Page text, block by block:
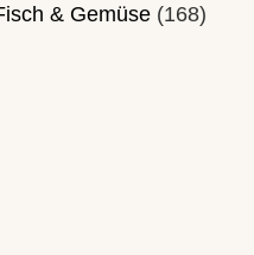
& Gemüse (168)